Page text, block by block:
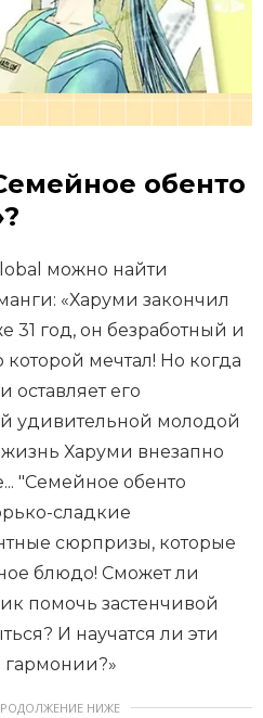
обенто
можно найти
«Харуми закончил
31 год, он безработный и
мечтал! Но когда
оставляет его
удивительной молодой
Харуми внезапно
"Семейное обенто
сладкие
сюрпризы, которые
блюдо! Сможет ли
помочь застенчивой
И научатся ли эти
гармонии?»
НИЖЕ